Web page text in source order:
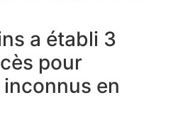
a établi 3
pour
en